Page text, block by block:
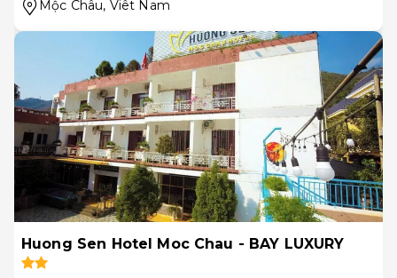
Mộc Châu, Viêt Nam
Huong Sen Hotel Moc Chau - BAY LUXURY